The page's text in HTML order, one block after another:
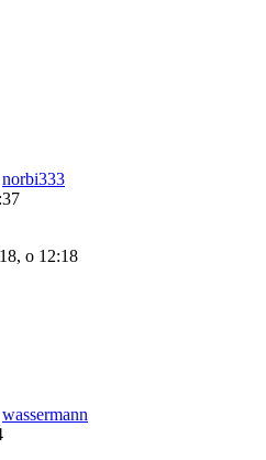
norbi333
o 12:18
wassermann